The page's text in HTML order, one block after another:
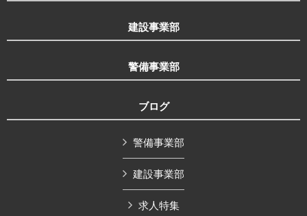
建設事業部
警備事業部
ブログ
警備事業部
建設事業部
求人特集